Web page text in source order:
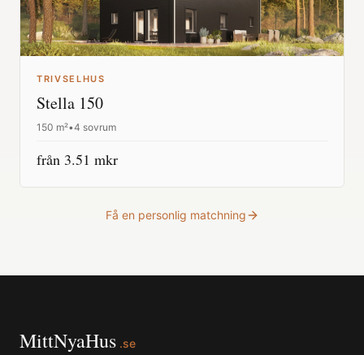
TRIVSELHUS
Stella 150
150 m²•4 sovrum
från 3.51 mkr
Få en personlig matchning
MittNyaHus .se